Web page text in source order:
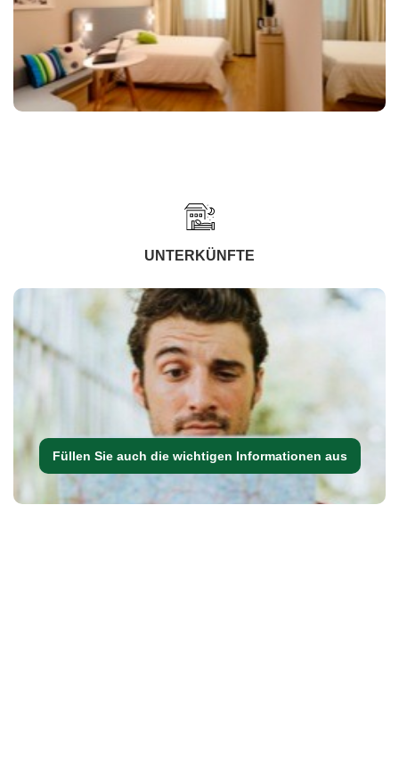
UNTERKÜNFTE
Füllen Sie auch die wichtigen Informationen aus